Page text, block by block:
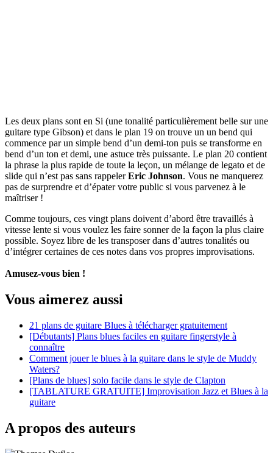
Les deux plans sont en Si (une tonalité particulièrement belle sur une
guitare type Gibson) et dans le plan 19 on trouve un un bend qui
commence par un simple bend d’un demi-ton puis se transforme en
bend d’un ton et demi, une astuce très puissante. Le plan 20 contient
la phrase la plus rapide de toute la leçon, un mélange de legato et de
slide qui n’est pas sans rappelerEric Johnson. Vous ne manquerez
pas de surprendre et d’épater votre public si vous parvenez à le
maîtriser !
Comme toujours, ces vingt plans doivent d’abord être travaillés à
vitesse lente si vous voulez les faire sonner de la façon la plus claire
possible. Soyez libre de les transposer dans d’autres tonalités ou
d’intégrer certaines de ces notes dans vos propres improvisations.
Amusez-vous bien !
Vous aimerez aussi
21 plans de guitare Blues à télécharger gratuitement
[Débutants] Plans blues faciles en guitare fingerstyle à
connaître
Comment jouer le blues à la guitare dans le style de Muddy
Waters?
[Plans de blues] solo facile dans le style de Clapton
[TABLATURE GRATUITE] Improvisation Jazz et Blues à la
guitare
A propos des auteurs